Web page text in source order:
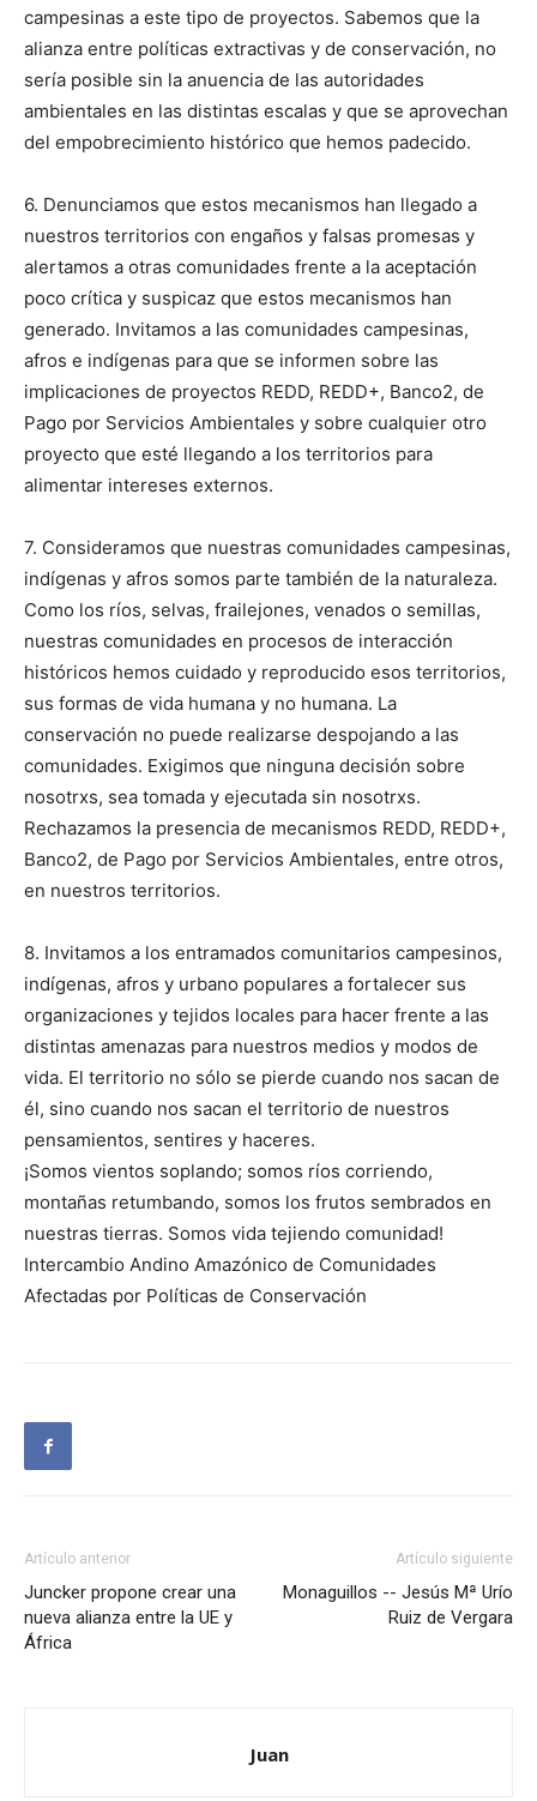
campesinas a este tipo de proyectos. Sabemos que la
alianza entre políticas extractivas y de conservación, no
sería posible sin la anuencia de las autoridades
ambientales en las distintas escalas y que se aprovechan
del empobrecimiento histórico que hemos padecido.
6. Denunciamos que estos mecanismos han llegado a
nuestros territorios con engaños y falsas promesas y
alertamos a otras comunidades frente a la aceptación
poco crítica y suspicaz que estos mecanismos han
generado. Invitamos a las comunidades campesinas,
afros e indígenas para que se informen sobre las
implicaciones de proyectos REDD, REDD+, Banco2, de
Pago por Servicios Ambientales y sobre cualquier otro
proyecto que esté llegando a los territorios para
alimentar intereses externos.
7. Consideramos que nuestras comunidades campesinas,
indígenas y afros somos parte también de la naturaleza.
Como los ríos, selvas, frailejones, venados o semillas,
nuestras comunidades en procesos de interacción
históricos hemos cuidado y reproducido esos territorios,
sus formas de vida humana y no humana. La
conservación no puede realizarse despojando a las
comunidades. Exigimos que ninguna decisión sobre
nosotrxs, sea tomada y ejecutada sin nosotrxs.
Rechazamos la presencia de mecanismos REDD, REDD+,
Banco2, de Pago por Servicios Ambientales, entre otros,
en nuestros territorios.
8. Invitamos a los entramados comunitarios campesinos,
indígenas, afros y urbano populares a fortalecer sus
organizaciones y tejidos locales para hacer frente a las
distintas amenazas para nuestros medios y modos de
vida. El territorio no sólo se pierde cuando nos sacan de
él, sino cuando nos sacan el territorio de nuestros
pensamientos, sentires y haceres.
¡Somos vientos soplando; somos ríos corriendo,
montañas retumbando, somos los frutos sembrados en
nuestras tierras. Somos vida tejiendo comunidad!
Intercambio Andino Amazónico de Comunidades
Afectadas por Políticas de Conservación
Artículo anterior
Juncker propone crear una
nueva alianza entre la UE y
África
Artículo siguiente
Monaguillos -- Jesús Mª Urío
Ruiz de Vergara
Juan